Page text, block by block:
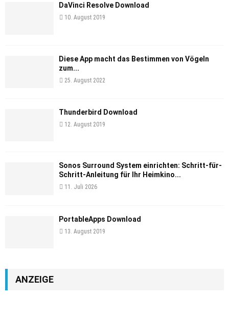
DaVinci Resolve Download
10. August 2019
Diese App macht das Bestimmen von Vögeln
zum...
25. August 2022
Thunderbird Download
12. August 2019
Sonos Surround System einrichten: Schritt-für-
Schritt-Anleitung für Ihr Heimkino...
11. Juli 2026
PortableApps Download
13. August 2019
ANZEIGE